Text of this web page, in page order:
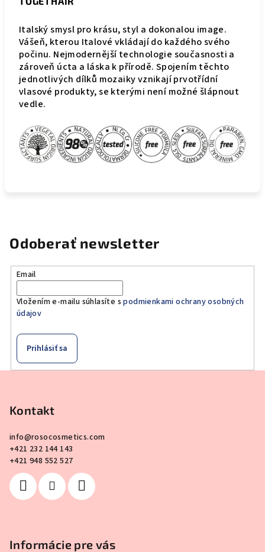
Italský smysl pro krásu, styl a dokonalou image.
Vášeň, kterou Italové vkládají do každého svého
počinu. Nejmodernější technologie současnosti a
zároveň úcta a láska k přírodě. Spojením těchto
jednotlivých dílků mozaiky vznikají prvotřídní
vlasové produkty, se kterými není možné šlápnout
vedle.
Odoberať newsletter
Email
Vložením e-mailu súhlasíte spodmienkami ochrany osobných
údajov
Prihlásiť sa
Kontakt
info@rosocosmetics.com
+421 232 144 143
+421 948 552 527
Informácie pre vás